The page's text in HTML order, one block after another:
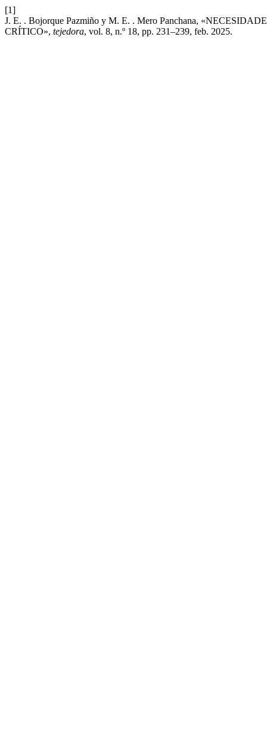
[1]
J. E. . Bojorque Pazmiño y M. E. . Mero Panchana,
CRÍTICO», tejedora, vol. 8, n.º 18, pp. 231–239, feb. 2025.